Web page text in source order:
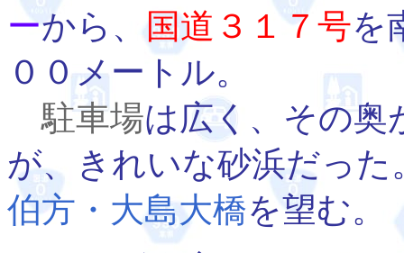
ーから、国道３１７号を
００メートル。
駐車場は広く、その奥
が、きれいな砂浜だった
伯方・大島大橋を望む。